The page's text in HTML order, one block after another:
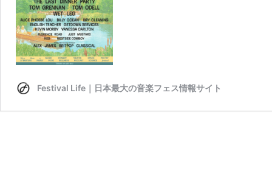
Festival Life｜日本最大の音楽フェス情報サイト